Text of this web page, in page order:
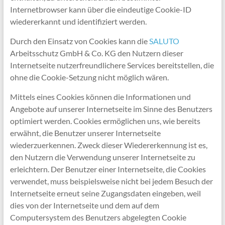
Internetbrowser kann über die eindeutige Cookie-ID
wiedererkannt und identifiziert werden.
Durch den Einsatz von Cookies kann dieSALUTO
Arbeitsschutz GmbH & Co. KG den Nutzern dieser
Internetseite nutzerfreundlichere Services bereitstellen, die
ohne die Cookie-Setzung nicht möglich wären.
Mittels eines Cookies können die Informationen und
Angebote auf unserer Internetseite im Sinne des Benutzers
optimiert werden. Cookies ermöglichen uns, wie bereits
erwähnt, die Benutzer unserer Internetseite
wiederzuerkennen. Zweck dieser Wiedererkennung ist es,
den Nutzern die Verwendung unserer Internetseite zu
erleichtern. Der Benutzer einer Internetseite, die Cookies
verwendet, muss beispielsweise nicht bei jedem Besuch der
Internetseite erneut seine Zugangsdaten eingeben, weil
dies von der Internetseite und dem auf dem
Computersystem des Benutzers abgelegten Cookie